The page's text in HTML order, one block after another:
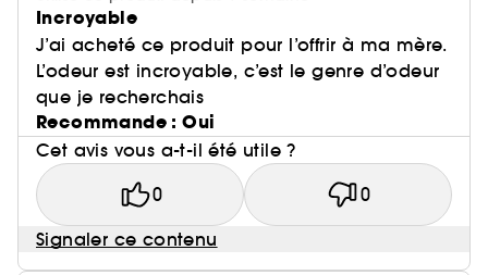
Incroyable
J’ai acheté ce produit pour l’offrir à ma mère.
L’odeur est incroyable, c’est le genre d’odeur
que je recherchais
Recommande : Oui
Cet avis vous a-t-il été utile ?
0 0
Signaler ce contenu